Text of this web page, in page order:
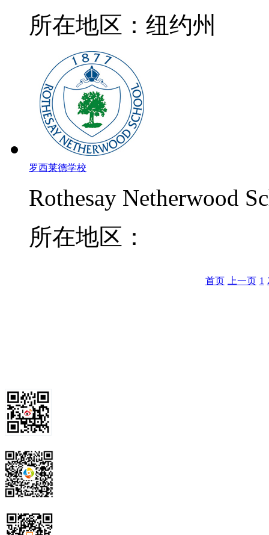
所在地区：纽约州
罗西莱德学校
Rothesay Netherwood
所在地区：
首页 上一页 1